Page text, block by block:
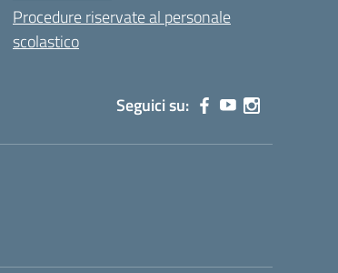
Procedure riservate al personale
scolastico
Seguici su: